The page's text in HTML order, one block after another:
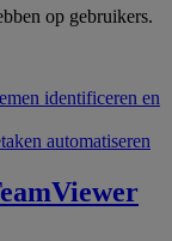
op gebruikers.
identificeren en
automatiseren